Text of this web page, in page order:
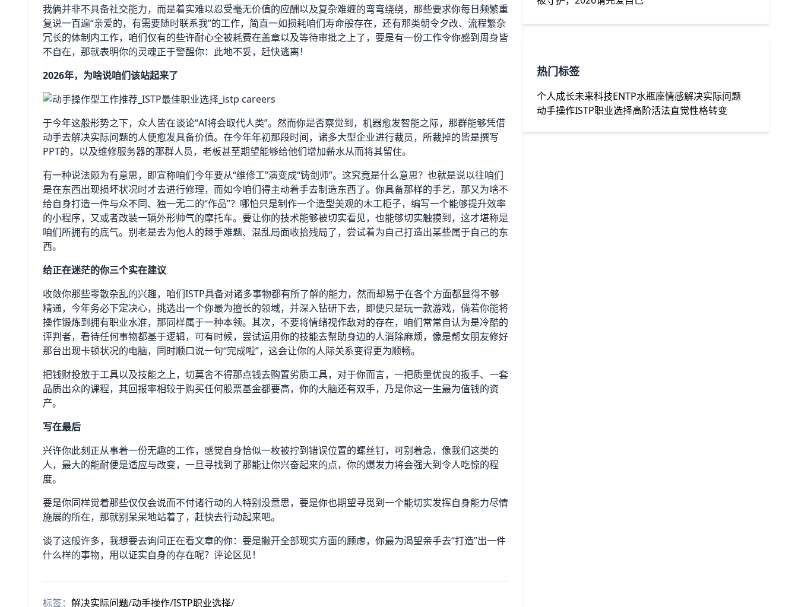
我俩并非不具备社交能力，而是着实难以忍受毫无价值的应酬以及复杂难缠的弯弯绕绕，那些要求你每日频繁重
复说一百遍“亲爱的，有需要随时联系我”的工作，简直一如损耗咱们寿命般存在，还有那类朝令夕改、流程繁杂
冗长的体制内工作，咱们仅有的些许耐心全被耗费在盖章以及等待审批之上了，要是有一份工作令你感到周身皆
不自在，那就表明你的灵魂正于警醒你：此地不妥，赶快逃离！
2026年，为啥说咱们该站起来了
于今年这般形势之下，众人皆在谈论“AI将会取代人类”。然而你是否察觉到，机器愈发智能之际，那群能够凭借
动手去解决实际问题的人便愈发具备价值。在今年年初那段时间，诸多大型企业进行裁员，所裁掉的皆是撰写
PPT的，以及维修服务器的那群人员，老板甚至期望能够给他们增加薪水从而将其留住。
有一种说法颇为有意思，即宣称咱们今年要从“维修工”演变成“铸剑师”。这究竟是什么意思？也就是说以往咱们
是在东西出现损坏状况时才去进行修理，而如今咱们得主动着手去制造东西了。你具备那样的手艺，那又为啥不
给自身打造一件与众不同、独一无二的“作品”？哪怕只是制作一个造型美观的木工柜子，编写一个能够提升效率
的小程序，又或者改装一辆外形帅气的摩托车。要让你的技术能够被切实看见，也能够切实触摸到，这才堪称是
咱们所拥有的底气。别老是去为他人的棘手难题、混乱局面收拾残局了，尝试着为自己打造出某些属于自己的东
西。
给正在迷茫的你三个实在建议
收敛你那些零散杂乱的兴趣，咱们ISTP具备对诸多事物都有所了解的能力，然而却易于在各个方面都显得不够
精通，今年务必下定决心，挑选出一个你最为擅长的领域，并深入钻研下去，即便只是玩一款游戏，倘若你能将
操作锻炼到拥有职业水准，那同样属于一种本领。其次，不要将情绪视作敌对的存在，咱们常常自认为是冷酷的
评判者，看待任何事物都基于逻辑，可有时候，尝试运用你的技能去幫助身边的人消除麻烦，像是帮女朋友修好
那台出现卡顿状况的电脑，同时顺口说一句“完成啦”，这会让你的人际关系变得更为顺畅。
把钱财投放于工具以及技能之上，切莫舍不得那点钱去购置劣质工具，对于你而言，一把质量优良的扳手、一套
品质出众的课程，其回报率相较于购买任何股票基金都要高，你的大脑还有双手，乃是你这一生最为值钱的资
产。
写在最后
兴许你此刻正从事着一份无趣的工作，感觉自身恰似一枚被拧到错误位置的螺丝钉，可别着急，像我们这类的
人，最大的能耐便是适应与改变，一旦寻找到了那能让你兴奋起来的点，你的爆发力将会强大到令人吃惊的程
度。
要是你同样觉着那些仅仅会说而不付诸行动的人特别没意思，要是你也期望寻觅到一个能切实发挥自身能力尽情
施展的所在，那就别呆呆地站着了，赶快去行动起来吧。
谈了这般许多，我想要去询问正在看文章的你：要是撇开全部现实方面的顾虑，你最为渴望亲手去“打造”出一件
什么样的事物，用以证实自身的存在呢？评论区见！
标签： 解决实际问题/动手操作/ISTP职业选择/
热门标签
个人成长未来科技ENTP水瓶座情感解决实际问题
动手操作ISTP职业选择高阶活法直觉性格转变